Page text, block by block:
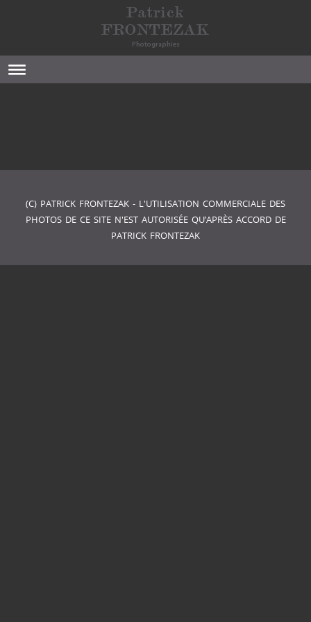
(C) PATRICK FRONTEZAK - L'UTILISATION COMMERCIALE DES
PHOTOS DE CE SITE N'EST AUTORISÉE QU’APRÈS ACCORD DE
PATRICK FRONTEZAK